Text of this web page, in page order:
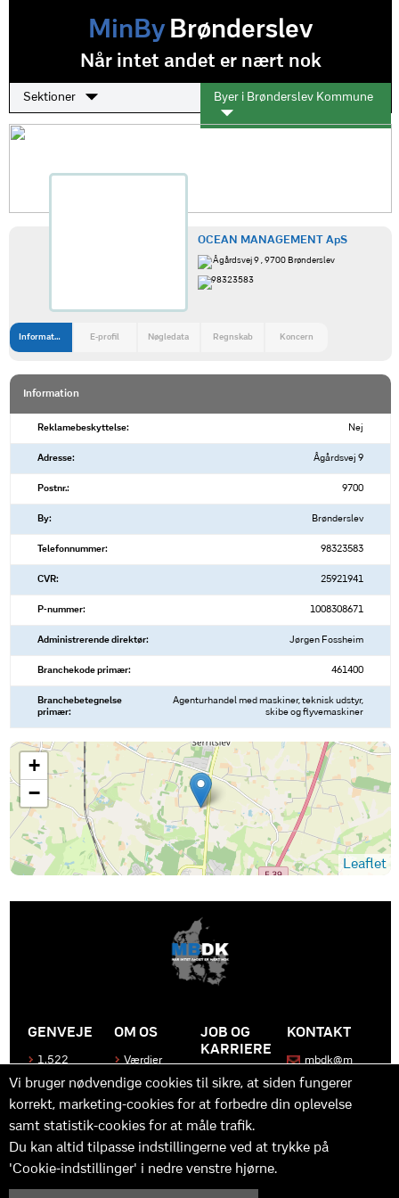
MinByBrønderslev
Når intet andet er nært nok
Sektioner Byer i Brønderslev Kommune
OCEAN MANAGEMENT ApS
Ågårdsvej 9 , 9700 Brønderslev
98323583
Information E-profil Nøgledata Regnskab Koncern
Information
Reklamebeskyttelse: Nej
Adresse: Ågårdsvej 9
Postnr.: 9700
By: Brønderslev
Telefonnummer: 98323583
CVR: 25921941
P-nummer: 1008308671
Administrerende direktør: Jørgen Fossheim
Branchekode primær: 461400
Branchebetegnelse
primær:
Agenturhandel med maskiner, teknisk udstyr,
skibe og flyvemaskiner
+
−
Leaflet
GENVEJE
1.522
Produkter
Kontakt
os
OM OS
Værdier
Historen
bag
MBDK
Hvad gør
os unikke
JOB OG
KARRIERE
Bliv en del
af MBDK
Vores
team
og
udvikling
KONTAKT
mbdk@m
Vi bruger nødvendige cookies til sikre, at siden fungerer
korrekt, marketing-cookies for at forbedre din oplevelse
samt statistik-cookies for at måle trafik.
Du kan altid tilpasse indstillingerne ved at trykke på
'Cookie-indstillinger' i nedre venstre hjørne.